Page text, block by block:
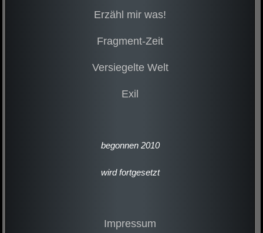
Erzähl mir was!
Fragment-Zeit
Versiegelte Welt
Exil
begonnen 2010
wird fortgesetzt
Impressum